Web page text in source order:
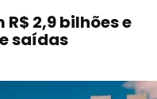
2,9 bilhões e
saídas